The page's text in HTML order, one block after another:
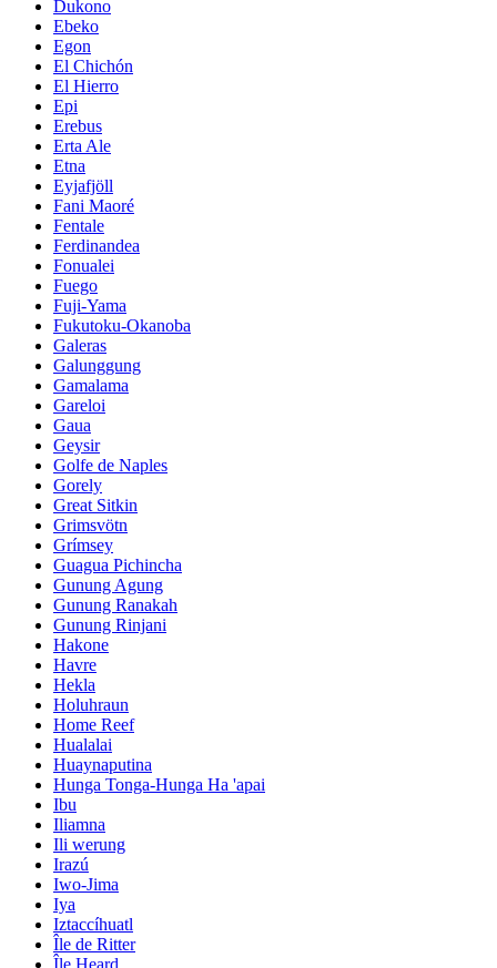
Dukono
Ebeko
Egon
El Chichón
El Hierro
Epi
Erebus
Erta Ale
Etna
Eyjafjöll
Fani Maoré
Fentale
Ferdinandea
Fonualei
Fuego
Fuji-Yama
Fukutoku-Okanoba
Galeras
Galunggung
Gamalama
Gareloi
Gaua
Geysir
Golfe de Naples
Gorely
Great Sitkin
Grimsvötn
Grímsey
Guagua Pichincha
Gunung Agung
Gunung Ranakah
Gunung Rinjani
Hakone
Havre
Hekla
Holuhraun
Home Reef
Hualalai
Huaynaputina
Hunga Tonga-Hunga Ha 'apai
Ibu
Iliamna
Ili werung
Irazú
Iwo-Jima
Iya
Iztaccíhuatl
Île de Ritter